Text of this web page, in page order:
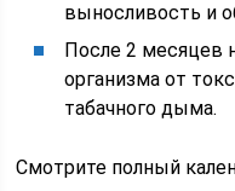
выносливость и
После 2 месяцев
организма от
табачного дыма.
Смотрите полный